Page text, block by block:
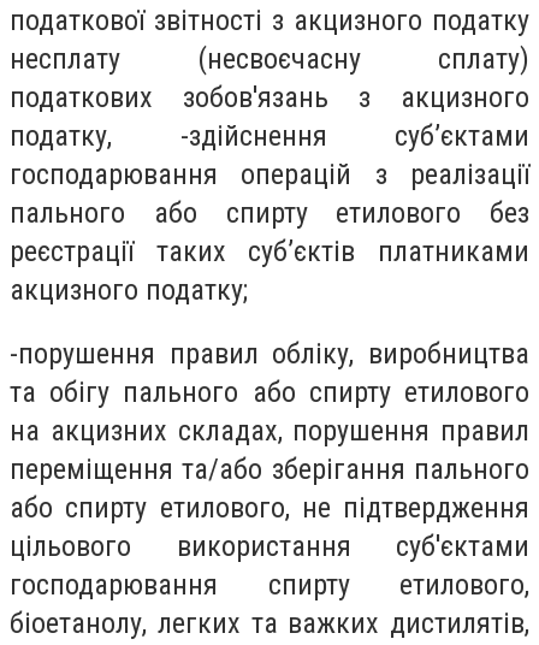
податкової звітності з акцизного податку
несплату (несвоєчасну сплату)
податкових зобов'язань з акцизного
податку, -здійснення суб’єктами
господарювання операцій з реалізації
пального або спирту етилового без
реєстрації таких суб’єктів платниками
акцизного податку;
-порушення правил обліку, виробництва
та обігу пального або спирту етилового
на акцизних складах, порушення правил
переміщення та/або зберігання пального
або спирту етилового, не підтвердження
цільового використання суб'єктами
господарювання спирту етилового,
біоетанолу, легких та важких дистилятів,